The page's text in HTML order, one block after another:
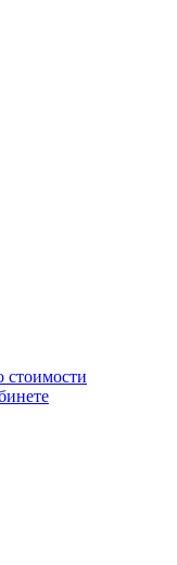
стоимости